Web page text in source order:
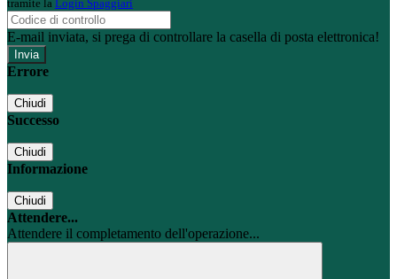
tramite la Login Spaggiari
E-mail inviata, si prega di controllare la casella di posta elettronica!
Errore
Chiudi
Successo
Chiudi
Informazione
Chiudi
Attendere...
Attendere il completamento dell'operazione...